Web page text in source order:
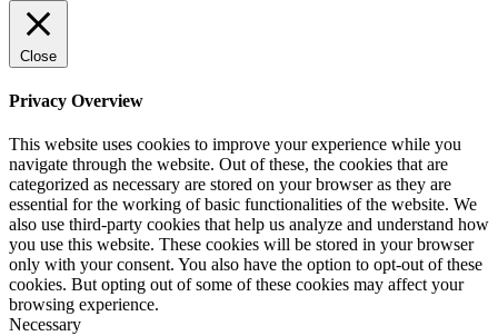
Close
Privacy Overview
This website uses cookies to improve your experience while you
navigate through the website. Out of these, the cookies that are
categorized as necessary are stored on your browser as they are
essential for the working of basic functionalities of the website. We
also use third-party cookies that help us analyze and understand how
you use this website. These cookies will be stored in your browser
only with your consent. You also have the option to opt-out of these
cookies. But opting out of some of these cookies may affect your
browsing experience.
Necessary